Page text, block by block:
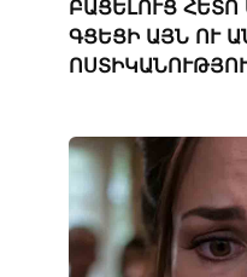
ԲԱՑԵԼՈՒՑ
ԳՑԵՑԻ ԱՅՆ ՈՒ